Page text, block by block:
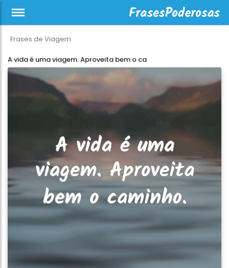
Frases de Viagem
A vida é uma viagem. Aproveita bem o ca